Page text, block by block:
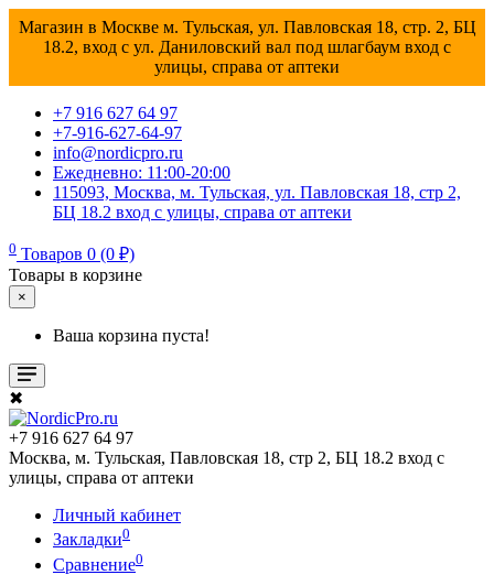
Магазин в Москве м. Тульская, ул. Павловская 18, стр. 2, БЦ
18.2, вход с ул. Даниловский вал под шлагбаум вход с
улицы, справа от аптеки
+7 916 627 64 97
+7-916-627-64-97
info@nordicpro.ru
Ежедневно: 11:00-20:00
115093, Москва, м. Тульская, ул. Павловская 18, стр 2,
БЦ 18.2 вход с улицы, справа от аптеки
0 Товаров 0 (0 ₽)
Товары в корзине
×
Ваша корзина пуста!
✖
+7 916 627 64 97
Москва, м. Тульская, Павловская 18, стр 2, БЦ 18.2 вход с
улицы, справа от аптеки
Личный кабинет
Закладки0
Сравнение0